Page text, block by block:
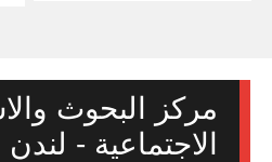
مركز البحوث
الاجتماعية - لندن